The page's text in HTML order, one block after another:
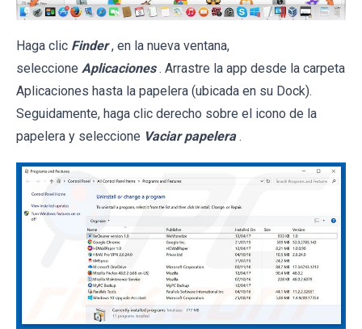
Haga clic Finder , en la nueva ventana,
seleccione Aplicaciones . Arrastre la app desde la carpeta
Aplicaciones hasta la papelera (ubicada en su Dock).
Seguidamente, haga clic derecho sobre el icono de la
papelera y seleccione Vaciar papelera .